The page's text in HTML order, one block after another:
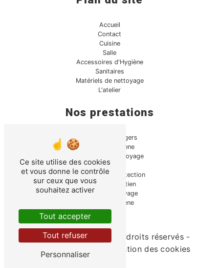
Accueil
Contact
Cuisine
Salle
Accessoires d'Hygiène
Sanitaires
Matériels de nettoyage
L'atelier
Nos prestations
Produits ménagers
Produits hygiène
Matériels de nettoyage
Sanitaire
Équipements protection
Produits entretien
Produits nettoyage
Matériel hygiène
Vistalid- 2026 - Tous droits réservés -
Gestion des cookies
Ce site utilise des cookies
et vous donne le contrôle
sur ceux que vous
souhaitez activer
Tout accepter
Tout refuser
Personnaliser